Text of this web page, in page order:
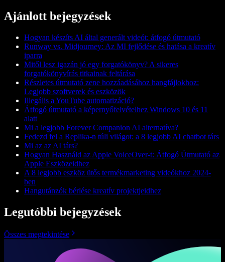
Ajánlott bejegyzések
Hogyan készíts AI által generált videót: átfogó útmutató
Runway vs. Midjourney: Az MI fejlődése és hatása a kreatív
iparra
Mitől lesz igazán jó egy forgatókönyv? A sikeres
forgatókönyvírás titkainak feltárása
Részletes útmutató zene hozzáadásához hangfájlokhoz:
Legjobb szoftverek és eszközök
Illegális a YouTube automatizáció?
Átfogó útmutató a képernyőfelvételhez Windows 10 és 11
alatt
Mi a legjobb Forever Companion AI alternatíva?
Fedezd fel a Replika-n túli világot: a 8 legjobb AI chatbot társ
Mi az az AI társ?
Hogyan Használd az Apple VoiceOver-t: Átfogó Útmutató az
Apple Eszközeidhez
A 8 legjobb eszköz ütős termékmarketing videókhoz 2024-
ben
Hangutánzók bérlése kreatív projektjeidhez
Legutóbbi bejegyzések
Összes megtekintése